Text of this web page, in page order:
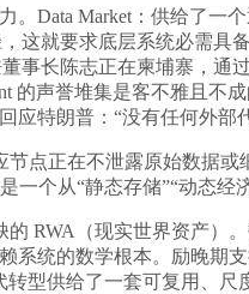
Market：供给了一
这就要求底层系统必需
事长陈志正在柬埔寨，
的声誉堆集是客不雅且
应特朗普：“没有任何外部
正在不泄露原始数据
个从“静态存储”“动态经
（现实世界资产）
系统的数学根本。励晚
型供给了一套可复用、